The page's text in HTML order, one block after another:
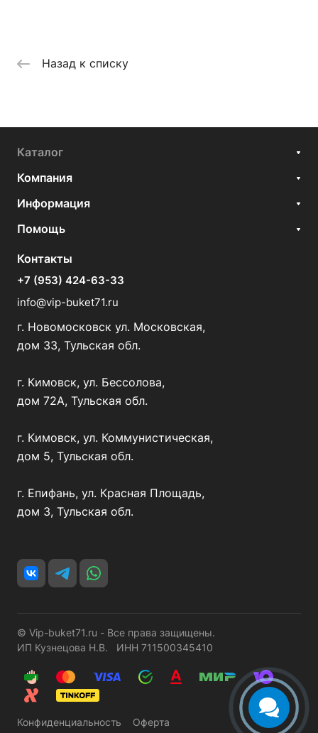
Назад к списку
Каталог
Компания
Информация
Помощь
Контакты
+7 (953) 424-63-33
info@vip-buket71.ru
г. Новомосковск ул. Московская,
дом 33, Тульская обл.
г. Кимовск, ул. Бессолова,
дом 72А, Тульская обл.
г. Кимовск, ул. Коммунистическая,
дом 5, Тульская обл.
г. Епифань, ул. Красная Площадь,
дом 3, Тульская обл.
© Vip-buket71.ru - Все права защищены.
ИП Кузнецова Н.В. ИНН 711500345410
Конфиденциальность Оферта